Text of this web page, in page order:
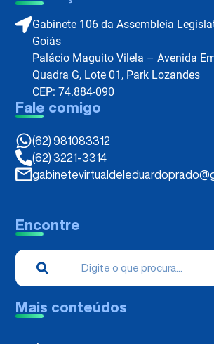
Gabinete 106 da Assembleia
Goiás
Palácio Maguito Vilela – Avenida
Quadra G, Lote 01, Park Lozandes
CEP: 74.884-090
Fale comigo
(62) 981083312
(62) 3221-3314
Encontre
Mais conteúdos